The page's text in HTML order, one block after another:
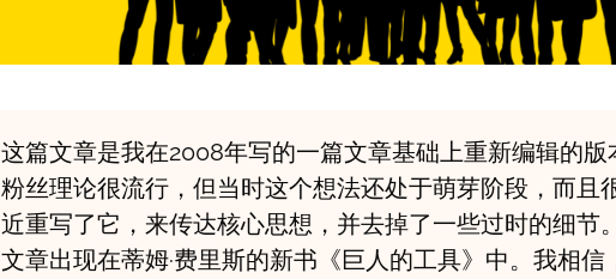
这篇文章是我在2008年写的一篇文章基础上重新编辑的版
粉丝理论很流行，但当时这个想法还处于萌芽阶段，而且
近重写了它，来传达核心思想，并去掉了一些过时的细节
文章出现在蒂姆·费里斯的新书《巨人的工具》中。我相信